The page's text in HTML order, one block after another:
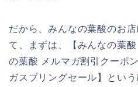
だから、みんなの葉酸のお
て、まずは、【みんなの葉
の葉酸 メルマガ割引クーポ
ガスプリングセール】とい